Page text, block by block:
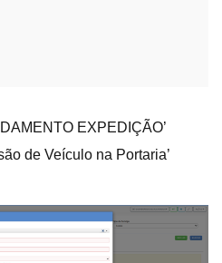
EXPEDIÇÃO’
de Veículo na Portaria’